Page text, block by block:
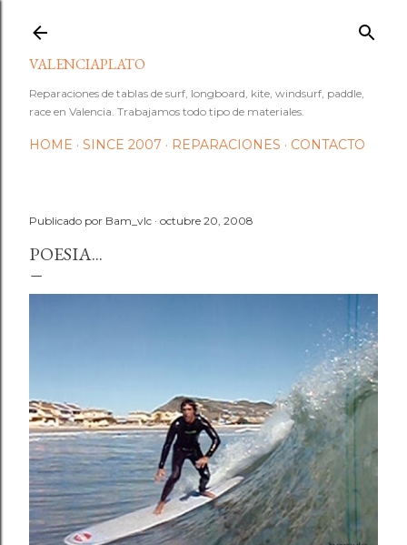
VALENCIAPLATO
Reparaciones de tablas de surf, longboard, kite, windsurf, paddle,
race en Valencia. Trabajamos todo tipo de materiales.
HOME SINCE 2007 REPARACIONES CONTACTO
Publicado por Bam_vlc octubre 20, 2008
POESIA...